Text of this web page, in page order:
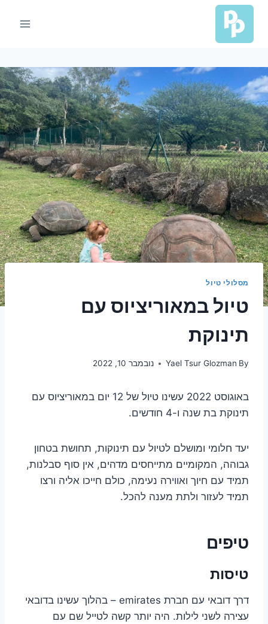
Skip
content
מסלולי טיול
טיול במאוריציוס עם
תינוקת
By
Yael Tsur Glozman נובמבר 10, 2022
באוגוסט 2022 עשינו טיול של 12 יום במאוריציוס עם
תינוקת בת שנה ו-4 חודשים.
יעד חלומי ומושלם לטיול עם תינוקות, תחושת בטחון
גבוהה, המקומיים מתייחסים מדהים, אין סוף סבלנות,
תמיד עם חיוך ואווירה נעימה, כולם חייכו אליה ורצו
תמיד לעזור ולתת מענה להכל.
טיפים
טיסות
דרך דובאי עם חברת emirates – בהלוך עשינו בדובאי
עצירה לשני לילות. היה יותר קשה לטייל שם עם